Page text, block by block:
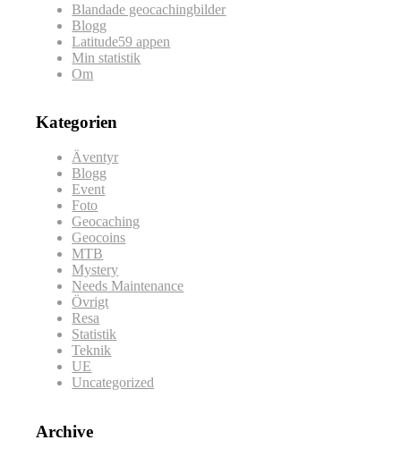
Blandade geocachingbilder
Blogg
Latitude59 appen
Min statistik
Om
Kategorien
Äventyr
Blogg
Event
Foto
Geocaching
Geocoins
MTB
Mystery
Needs Maintenance
Övrigt
Resa
Statistik
Teknik
UE
Uncategorized
Archive